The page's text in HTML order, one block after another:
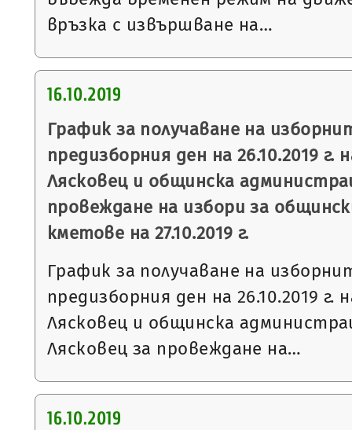
връзка с извършване на…
16.10.2019
График за получаване на
предизборния ден на 26.10.2019
Лясковец и общинска
провеждане на избори за
кметове на 27.10.2019 г.
График за получаване на
предизборния ден на 26.10.2019
Лясковец и общинска
Лясковец за провеждане на…
16.10.2019